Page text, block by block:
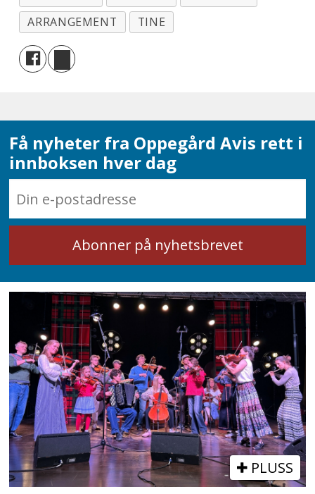
ARRANGEMENT
TINE
Få nyheter fra Oppegård Avis rett i
innboksen hver dag
PLUSS